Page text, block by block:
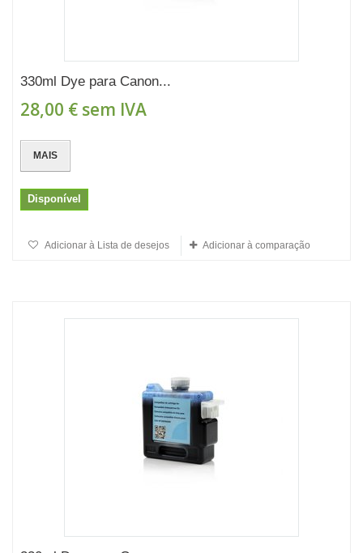
330ml Dye para Canon...
28,00 € sem IVA
MAIS
Disponível
Adicionar à Lista de desejos Adicionar à comparação